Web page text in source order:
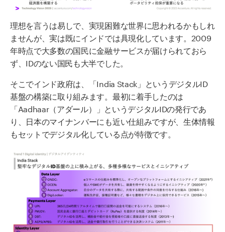
理想を言うは易しで、実現困難な世界に思われるかもしれ
ませんが、実は既にインドでは具現化しています。2009
年時点で大多数の国民に金融サービスが届けられておら
ず、IDのない国民も大半でした。
そこでインド政府は、「India Stack」というデジタルID
基盤の構築に取り組みます。最初に着手したのは
「Aadhaar（アダール）」というデジタルIDの発行であ
り、日本のマイナンバーにも近い仕組みですが、生体情報
もセットでデジタル化している点が特徴です。